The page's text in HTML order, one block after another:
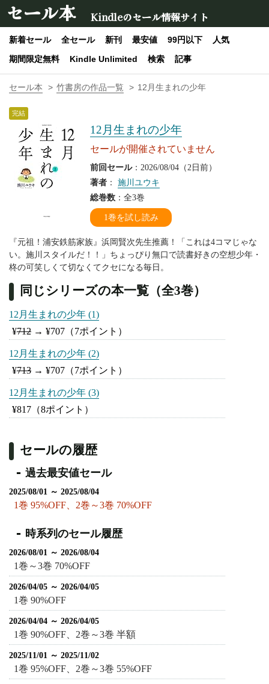
セール本 Kindleのセール情報サイト
新着セール 全セール 新刊 最安値 99円以下
人気
期間限定無料
Kindle Unlimited 検索 記事
セール本 竹書房の作品一覧 12月生まれの少年
完結
12月生まれの少年
セールが開催されていません
前回セール：2026/08/04（2日前）
著者 ： 施川ユウキ
総巻数 ：全3巻
1巻を試し読み
『元祖！浦安鉄筋家族』浜岡賢次先生推薦！「これは4コマじゃな
い。施川スタイルだ！！」ちょっぴり無口で読書好きの空想少年・
柊の可笑しくて切なくてクセになる毎日。
同じシリーズの本一覧（全3巻）
12月生まれの少年 (1)
¥712 → ¥707 （7ポイント）
12月生まれの少年 (2)
¥713 → ¥707 （7ポイント）
12月生まれの少年 (3)
¥817 （8ポイント）
セールの履歴
過去最安値セール
2025/08/01 ～ 2025/08/04
1巻 95%OFF、2巻～3巻 70%OFF
時系列のセール履歴
2026/08/01 ～ 2026/08/04
1巻～3巻 70%OFF
2026/04/05 ～ 2026/04/05
1巻 90%OFF
2026/04/04 ～ 2026/04/05
1巻 90%OFF、2巻～3巻 半額
2025/11/01 ～ 2025/11/02
1巻 95%OFF、2巻～3巻 55%OFF